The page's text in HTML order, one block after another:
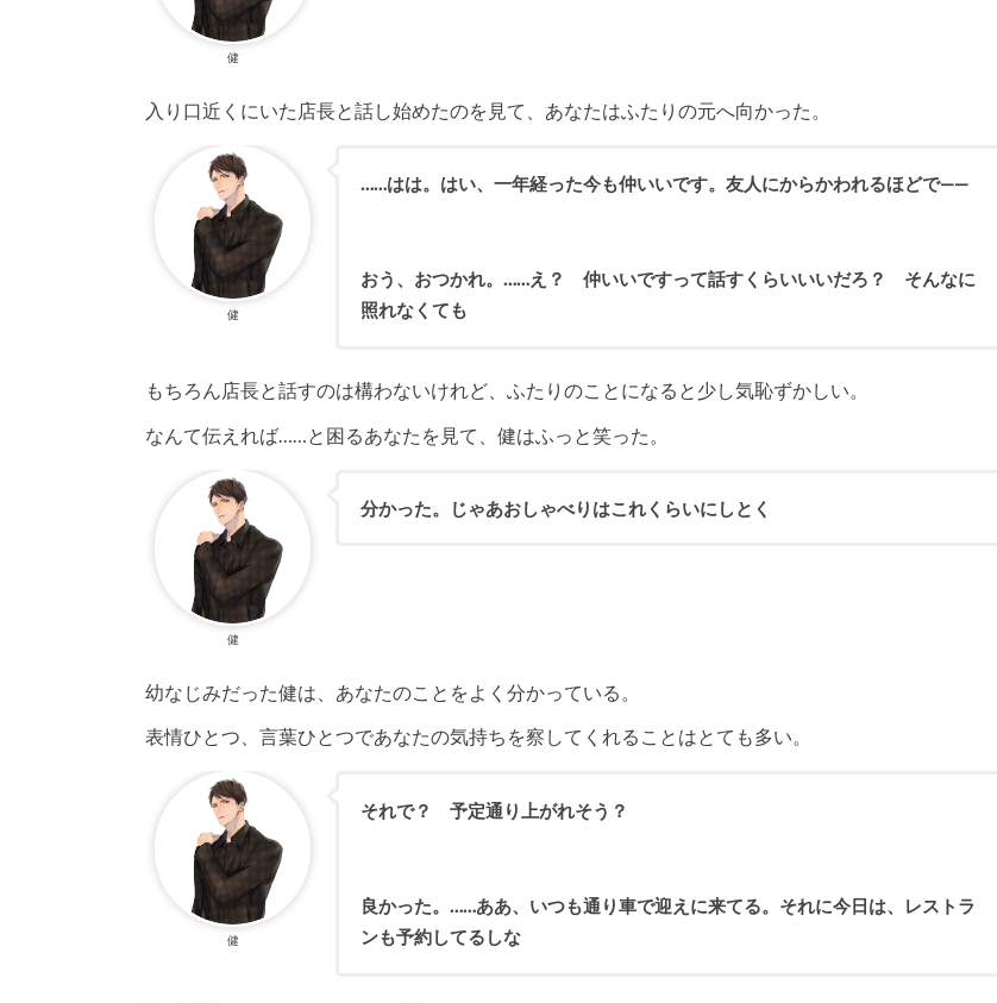
健
入り口近くにいた店長と話し始めたのを見て、あなたはふたりの元へ向かった。
健
……はは。はい、一年経った今も仲いいです。友人にからかわれるほどで——
おう、おつかれ。……え？ 仲いいですって話すくらいいいだろ？ そんなに
照れなくても
もちろん店長と話すのは構わないけれど、ふたりのことになると少し気恥ずかしい。
なんて伝えれば……と困るあなたを見て、健はふっと笑った。
健
分かった。じゃあおしゃべりはこれくらいにしとく
幼なじみだった健は、あなたのことをよく分かっている。
表情ひとつ、言葉ひとつであなたの気持ちを察してくれることはとても多い。
健
それで？ 予定通り上がれそう？
良かった。……ああ、いつも通り車で迎えに来てる。それに今日は、レストラ
ンも予約してるしな